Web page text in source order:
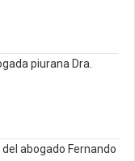
piurana Dra.
abogado Fernando